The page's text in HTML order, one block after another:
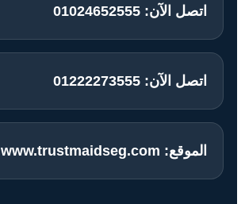
اتصل الآن:01024652555
اتصل الآن:01222273555
الموقع: www.trustmaidseg.com